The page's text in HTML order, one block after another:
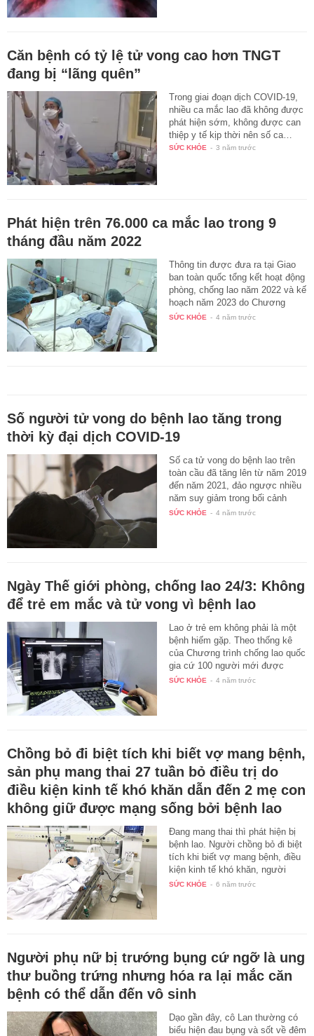
Căn bệnh có tỷ lệ tử vong cao hơn TNGT
đang bị “lãng quên”
Trong giai đoạn dịch COVID-19,
nhiều ca mắc lao đã không được
phát hiện sớm, không được can
thiệp y tế kịp thời nên số ca…
SỨC KHỎE - 3 năm trước
Phát hiện trên 76.000 ca mắc lao trong 9
tháng đầu năm 2022
Thông tin được đưa ra tại Giao
ban toàn quốc tổng kết hoạt động
phòng, chống lao năm 2022 và kế
hoạch năm 2023 do Chương
trình…
SỨC KHỎE - 4 năm trước
Số người tử vong do bệnh lao tăng trong
thời kỳ đại dịch COVID-19
Số ca tử vong do bệnh lao trên
toàn cầu đã tăng lên từ năm 2019
đến năm 2021, đảo ngược nhiều
năm suy giảm trong bối cảnh
đại…
SỨC KHỎE - 4 năm trước
Ngày Thế giới phòng, chống lao 24/3: Không
để trẻ em mắc và tử vong vì bệnh lao
Lao ở trẻ em không phải là một
bệnh hiếm gặp. Theo thống kê
của Chương trình chống lao quốc
gia cứ 100 người mới được
phát…
SỨC KHỎE - 4 năm trước
Chồng bỏ đi biệt tích khi biết vợ mang bệnh,
sản phụ mang thai 27 tuần bỏ điều trị do
điều kiện kinh tế khó khăn dẫn đến 2 mẹ con
không giữ được mạng sống bởi bệnh lao
Đang mang thai thì phát hiện bị
bệnh lao. Người chồng bỏ đi biệt
tích khi biết vợ mang bệnh, điều
kiện kinh tế khó khăn, người
phụ…
SỨC KHỎE - 6 năm trước
Người phụ nữ bị trướng bụng cứ ngỡ là ung
thư buồng trứng nhưng hóa ra lại mắc căn
bệnh có thể dẫn đến vô sinh
Dạo gần đây, cô Lan thường có
biểu hiện đau bụng và sốt về đêm